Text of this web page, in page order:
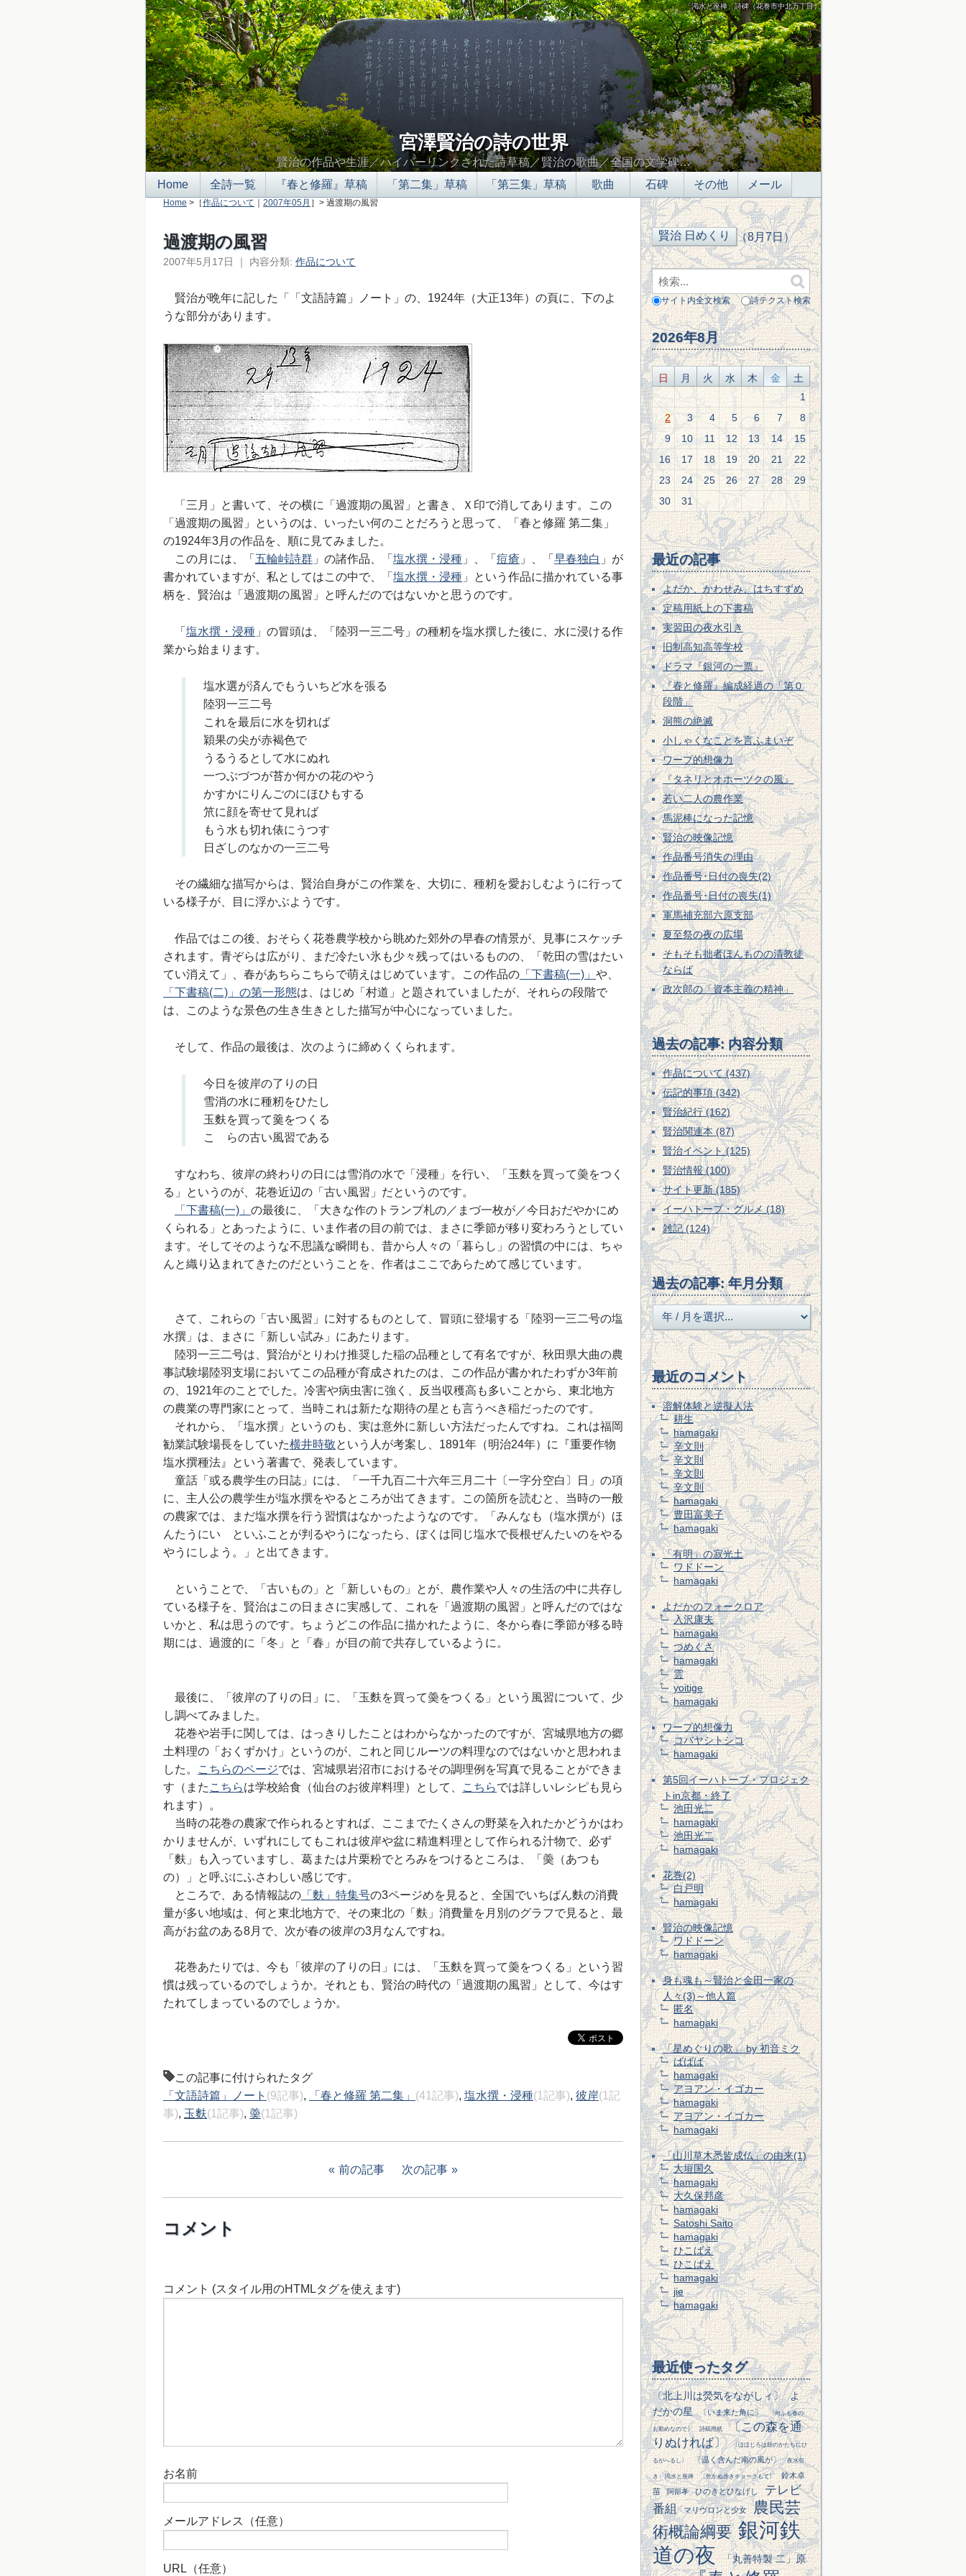
「渇水と座禅」詩碑（花巻市中北万丁目）
宮澤賢治の詩の世界
賢治の作品や生涯／ハイパーリンクされた詩草稿／賢治の歌曲／全国の文学碑…
Home
全詩一覧 『春と修羅』草稿 「第二集」草稿 「第三集」草稿 歌曲 石碑 その他 メール
Home >［作品について ｜ 2007年05月 ］> 過渡期の風習
過渡期の風習
2007年5月17日 ｜ 内容分類: 作品について
賢治が晩年に記した「「文語詩篇」ノート」の、1924年（大正13年）の頁に、下のよ
うな部分があります。
「三月」と書いて、その横に「過渡期の風習」と書き、Ｘ印で消してあります。この
「過渡期の風習」というのは、いったい何のことだろうと思って、「春と修羅 第二集」
の1924年3月の作品を、順に見てみました。
この月には、「 五輪峠詩群 」の諸作品、「 塩水撰・浸種 」、「 痘瘡 」、「 早春独白 」が
書かれていますが、私としてはこの中で、「 塩水撰・浸種 」という作品に描かれている事
柄を、賢治は「過渡期の風習」と呼んだのではないかと思うのです。
「 塩水撰・浸種 」の冒頭は、「陸羽一三二号」の種籾を塩水撰した後に、水に浸ける作
業から始まります。
塩水選が済んでもういちど水を張る
陸羽一三二号
これを最后に水を切れば
穎果の尖が赤褐色で
うるうるとして水にぬれ
一つぶづつが苔か何かの花のやう
かすかにりんごのにほひもする
笊に顔を寄せて見れば
もう水も切れ俵にうつす
日ざしのなかの一三二号
その繊細な描写からは、賢治自身がこの作業を、大切に、種籾を愛おしむように行って
いる様子が、目に浮かぶようです。
作品ではこの後、おそらく花巻農学校から眺めた郊外の早春の情景が、見事にスケッチ
されます。青ぞらは広がり、まだ冷たい氷も少々残ってはいるものの、「乾田の雪はたい
てい消えて」、春があちらこちらで萌えはじめています。この作品の 「下書稿(一)」 や、
「下書稿(二)」の第一形態は、はじめ「村道」と題されていましたが、それらの段階で
は、このような景色の生き生きとした描写が中心になっていました。
そして、作品の最後は、次のように締めくくられます。
今日を彼岸の了りの日
雪消の水に種籾をひたし
玉麩を買って羹をつくる
こゝらの古い風習である
すなわち、彼岸の終わりの日には雪消の水で「浸種」を行い、「玉麩を買って羮をつく
る」というのが、花巻近辺の「古い風習」だというのです。
「下書稿(一)」 の最後に、「大きな作のトランプ札の／まづ一枚が／今日おだやかにめ
くられる」とあったように、いま作者の目の前では、まさに季節が移り変わろうとしてい
ます。そしてそのような不思議な瞬間も、昔から人々の「暮らし」の習慣の中には、ちゃ
んと織り込まれてきたのだということを、作者はここであらためて感じています。
さて、これらの「古い風習」に対するものとして、冒頭に登場する「陸羽一三二号の塩
水撰」は、まさに「新しい試み」にあたります。
陸羽一三二号は、賢治がとりわけ推奨した稲の品種として有名ですが、秋田県大曲の農
事試験場陸羽支場においてこの品種が育成されたのは、この作品が書かれたわずか3年前
の、1921年のことでした。冷害や病虫害に強く、反当収穫高も多いことから、東北地方
の農業の専門家にとって、当時これは新たな期待の星とも言うべき稲だったのです。
それから、「塩水撰」というのも、実は意外に新しい方法だったんですね。これは福岡
勧業試験場長をしていた横井時敬という人が考案し、1891年（明治24年）に『重要作物
塩水撰種法』という著書で、発表しています。
童話「或る農学生の日誌」には、「一千九百二十六年三月二十〔一字分空白〕日」の項
に、主人公の農学生が塩水撰をやるところが出てきます。この箇所を読むと、当時の一般
の農家では、まだ塩水撰を行う習慣はなかったようなのです。「みんなも（塩水撰が）ほ
んたうにいゝといふことが判るやうになったら、ぼくは同じ塩水で長根ぜんたいのをやる
やうにしよう。」と出てきます。
ということで、「古いもの」と「新しいもの」とが、農作業や人々の生活の中に共存し
ている様子を、賢治はこの日まさに実感して、これを「過渡期の風習」と呼んだのではな
いかと、私は思うのです。ちょうどこの作品に描かれたように、冬から春に季節が移る時
期には、過渡的に「冬」と「春」が目の前で共存しているように。
最後に、「彼岸の了りの日」に、「玉麩を買って羮をつくる」という風習について、少
し調べてみました。
花巻や岩手に関しては、はっきりしたことはわからなかったのですが、宮城県地方の郷
土料理の「おくずかけ」というのが、これと同じルーツの料理なのではないかと思われま
した。
こちらのページでは、宮城県岩沼市におけるその調理例を写真で見ることができま
す（また こちらは学校給食（仙台のお彼岸料理）として、 こちらでは詳しいレシピも見ら
れます）。
当時の花巻の農家で作られるとすれば、ここまでたくさんの野菜を入れたかどうかはわ
かりませんが、いずれにしてもこれは彼岸や盆に精進料理として作られる汁物で、必ず
「麩」も入っていますし、葛または片栗粉でとろみをつけるところは、「羮（あつも
の）」と呼ぶにふさわしい感じです。
ところで、ある情報誌の 「麩」特集号の3ページめを見ると、全国でいちばん麩の消費
量が多い地域は、何と東北地方で、その東北の「麩」消費量を月別のグラフで見ると、最
高がお盆のある8月で、次が春の彼岸の3月なんですね。
花巻あたりでは、今も「彼岸の了りの日」には、「玉麩を買って羮をつくる」という習
慣は残っているのでしょうか。それとも、賢治の時代の「過渡期の風習」として、今はす
たれてしまっているのでしょうか。
この記事に付けられたタグ
「文語詩篇」ノート (9記事), 「春と修羅 第二集」 (41記事), 塩水撰・浸種(1記事), 彼岸(1記
事), 玉麩(1記事), 羮(1記事)
前の記事 次の記事
コメント
コメント (スタイル用のHTMLタグを使えます)
お名前
メールアドレス（任意）
URL（任意）
（8月7日）
サイト内全文検索 詩テクスト検索
2026年8月
日 月 火 水 木 金
土
1
2
3 4 5 6 7
8
9
10 11 12 13 14
15
16
17 18 19 20 21
22
23
24 25 26 27 28
29
30
31
最近の記事
よだか、かわせみ、はちすずめ
定稿用紙上の下書稿
実習田の夜水引き
旧制高知高等学校
ドラマ『銀河の一票』
『春と修羅』編成経過の「第０
段階」
洞熊の絶滅
小しゃくなことを言ふまいぞ
ワープ的想像力
『タネリとオホーツクの風』
若い二人の農作業
馬泥棒になった記憶
賢治の映像記憶
作品番号消失の理由
作品番号･日付の喪失(2)
作品番号･日付の喪失(1)
軍馬補充部六原支部
夏至祭の夜の広場
そもそも拙者ほんものの清教徒
ならば
政次郎の「資本主義の精神」
過去の記事: 内容分類
作品について (437)
伝記的事項 (342)
賢治紀行 (162)
賢治関連本 (87)
賢治イベント (125)
賢治情報 (100)
サイト更新 (185)
イーハトーブ・グルメ (18)
雑記 (124)
過去の記事: 年月分類
最近のコメント
溶解体験と逆擬人法
耕生
hamagaki
辛文則
辛文則
辛文則
辛文則
hamagaki
豊田富美子
hamagaki
「有明」の寂光土
ワドドーン
hamagaki
よだかのフォークロア
入沢康夫
hamagaki
つめくさ
hamagaki
雲
yoitige
hamagaki
ワープ的想像力
コバヤシトシコ
hamagaki
第5回イーハトーブ・プロジェク
トin京都・終了
池田光二
hamagaki
池田光二
hamagaki
花巻(2)
白戸明
hamagaki
賢治の映像記憶
ワドドーン
hamagaki
身も魂も～賢治と金田一家の
人々(3)～他人篇
匿名
hamagaki
「星めぐりの歌」 by 初音ミク
ばばば
hamagaki
アヨアン・イゴカー
hamagaki
アヨアン・イゴカー
hamagaki
「山川草木悉皆成仏」の由来(1)
大垣国久
hamagaki
大久保邦彦
hamagaki
Satoshi Saito
hamagaki
ひこばえ
ひこばえ
hamagaki
jie
hamagaki
最近使ったタグ
〔北上川は熒気をながしィ〕 よ
だかの星
〔いま来た角に〕 〔向ふも春の
お勤めなので〕 詩稿用紙
〔この森を通
りぬければ〕
〔ほほじろは鼓のかたちにひ
るがへるし〕 〔温く含んだ南の風が〕 夜水引
き 渇水と座禅 〔乾かぬ赤きチョークもて〕
鈴木卓
苗
阿部孝 ひのきとひなげし
テレビ
番組
マリヴロンと少女
農民芸
術概論綱要 銀河鉄
道の夜
「丸善特製 二」原